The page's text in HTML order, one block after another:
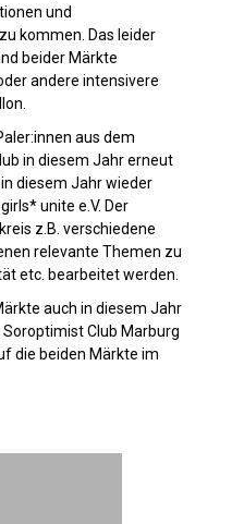
und
kommen. Das leider
beider Märkte
andere intensivere
aus dem
in diesem Jahr erneut
diesem Jahr wieder
unite e.V. Der
z.B. verschiedene
relevante Themen zu
etc. bearbeitet werden.
auch in diesem Jahr
Club Marburg
die beiden Märkte im